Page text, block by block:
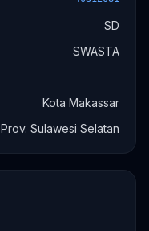
SD
SWASTA
Kota Makassar
Prov. Sulawesi Selatan